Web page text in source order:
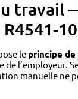
travail
10
le principe
l’employeur.
manuelle ne